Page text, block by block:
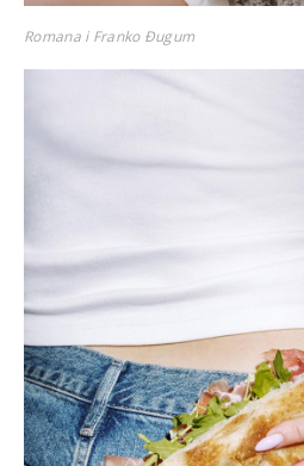
Romana i Franko Đugum